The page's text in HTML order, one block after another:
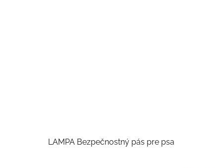
LAMPA Bezpečnostný pás pre psa